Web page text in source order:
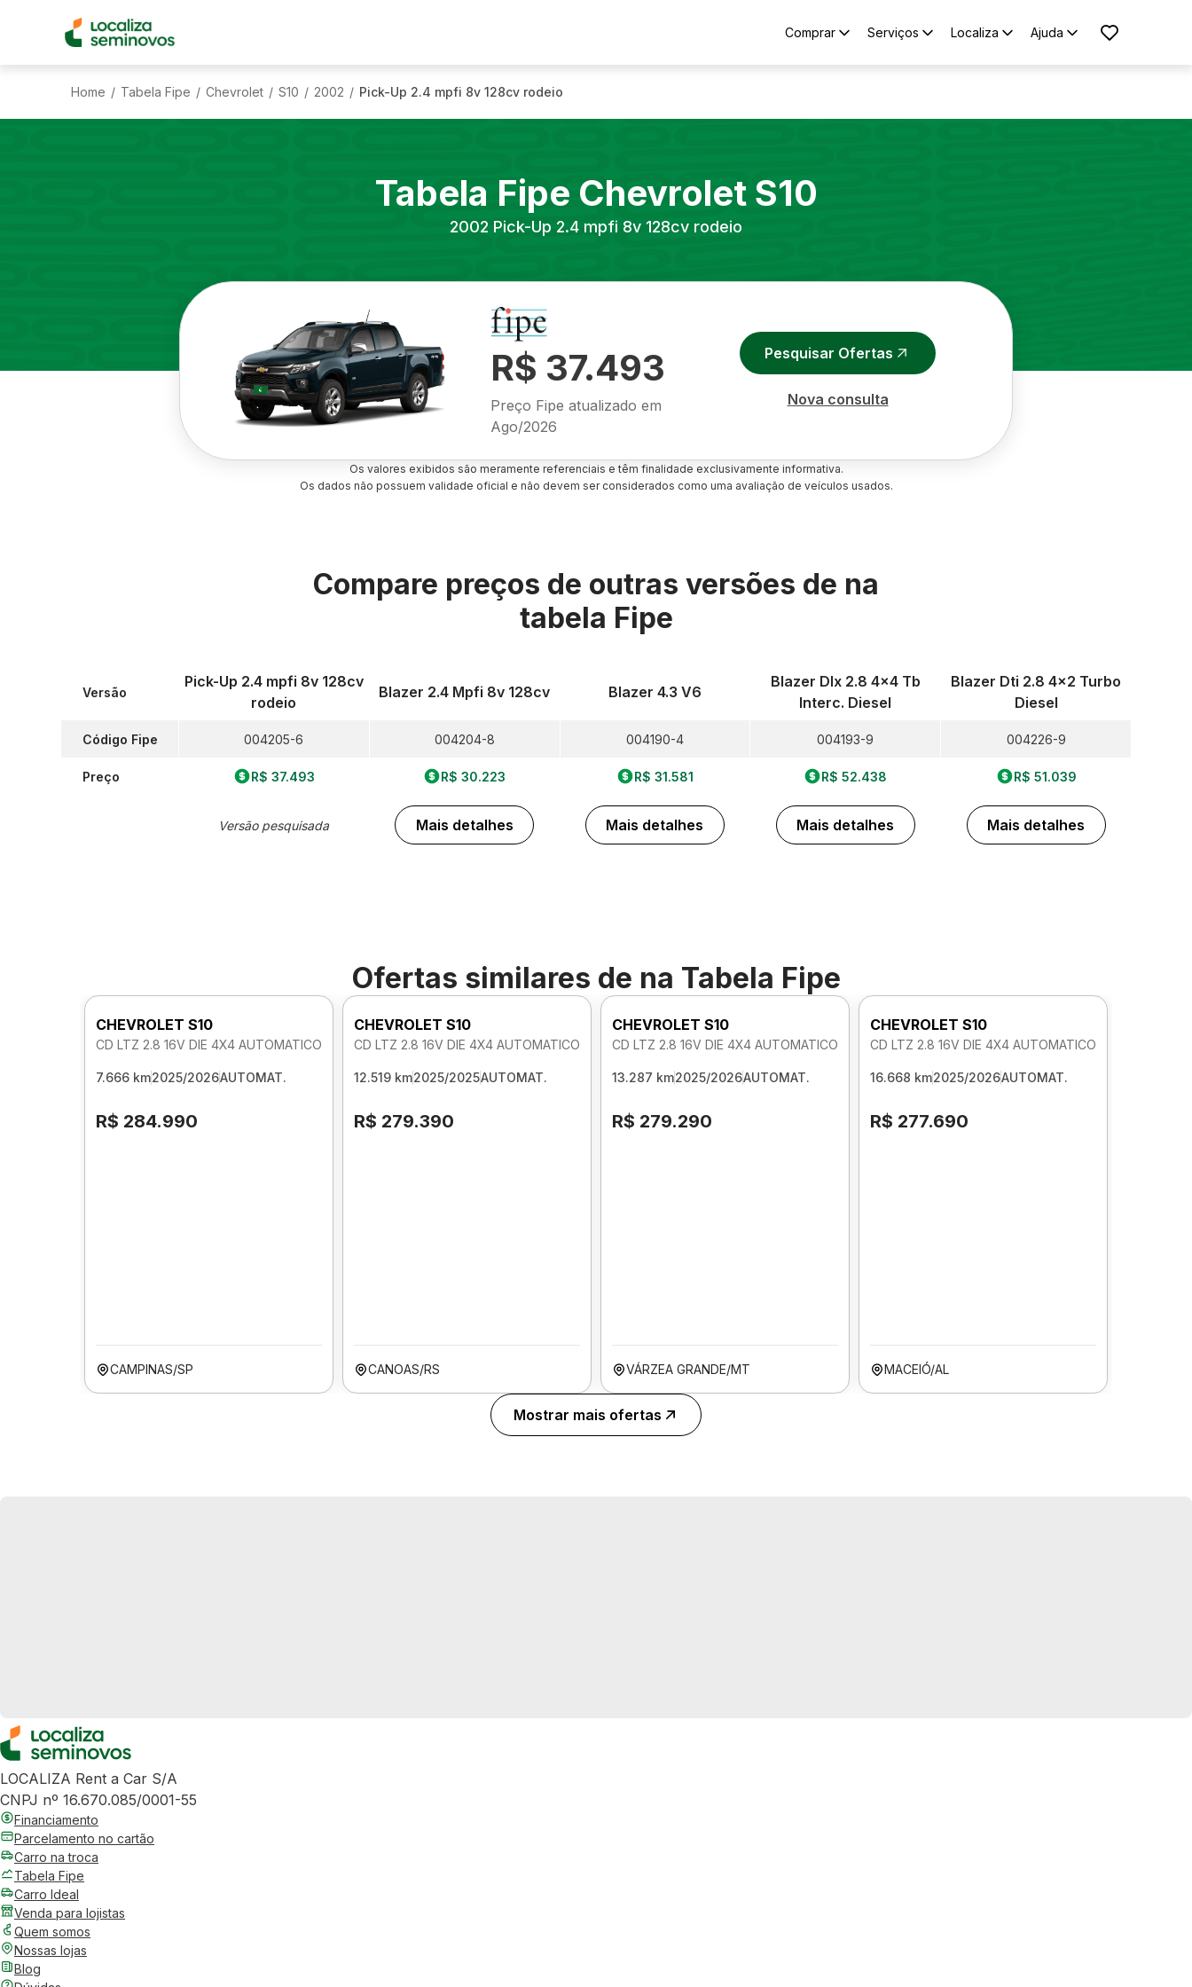
Comprar Serviços Localiza Ajuda
Home / Tabela Fipe / Chevrolet / S10 / 2002 / Pick-Up 2.4 mpfi 8v 128cv rodeio
Tabela Fipe Chevrolet S10
2002 Pick-Up 2.4 mpfi 8v 128cv rodeio
R$ 37.493
Preço Fipe atualizado em
Ago/2026
Pesquisar Ofertas
Nova consulta
Os valores exibidos são meramente referenciais e têm finalidade exclusivamente informativa.
Os dados não possuem validade oficial e não devem ser considerados como uma avaliação de veículos usados.
Compare preços de outras versões de na
tabela Fipe
Versão
Código Fipe
Preço
Pick-Up 2.4 mpfi 8v 128cv
rodeio
004205-6
R$ 37.493
Versão pesquisada
Blazer 2.4 Mpfi 8v 128cv
004204-8
R$ 30.223
Mais detalhes
Blazer 4.3 V6
004190-4
R$ 31.581
Mais detalhes
Blazer Dlx 2.8 4x4 Tb
Interc. Diesel
004193-9
R$ 52.438
Mais detalhes
Blazer Dti 2.8 4x2 Turbo
Diesel
004226-9
R$ 51.039
Mais detalhes
Ofertas similares de na Tabela Fipe
CHEVROLET S10
CD LTZ 2.8 16V DIE 4X4 AUTOMATICO
7.666 km2025/2026AUTOMAT.
R$ 284.990
CAMPINAS/SP
CHEVROLET S10
CD LTZ 2.8 16V DIE 4X4 AUTOMATICO
12.519 km2025/2025AUTOMAT.
R$ 279.390
CANOAS/RS
CHEVROLET S10
CD LTZ 2.8 16V DIE 4X4 AUTOMATICO
13.287 km2025/2026AUTOMAT.
R$ 279.290
VÁRZEA GRANDE/MT
CHEVROLET S10
CD LTZ 2.8 16V DIE 4X4 AUTOMATICO
16.668 km2025/2026AUTOMAT.
R$ 277.690
MACEIÓ/AL
Mostrar mais ofertas
LOCALIZA Rent a Car S/A
CNPJ nº 16.670.085/0001-55
Financiamento
Parcelamento no cartão
Carro na troca
Tabela Fipe
Carro Ideal
Venda para lojistas
Quem somos
Nossas lojas
Blog